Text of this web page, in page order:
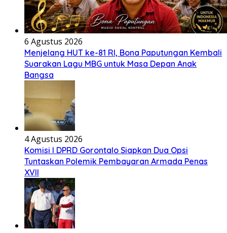
6 Agustus 2026
Menjelang HUT ke-81 RI, Bona Paputungan Kembali
Suarakan Lagu MBG untuk Masa Depan Anak
Bangsa
4 Agustus 2026
Komisi I DPRD Gorontalo Siapkan Dua Opsi
Tuntaskan Polemik Pembayaran Armada Penas
XVII